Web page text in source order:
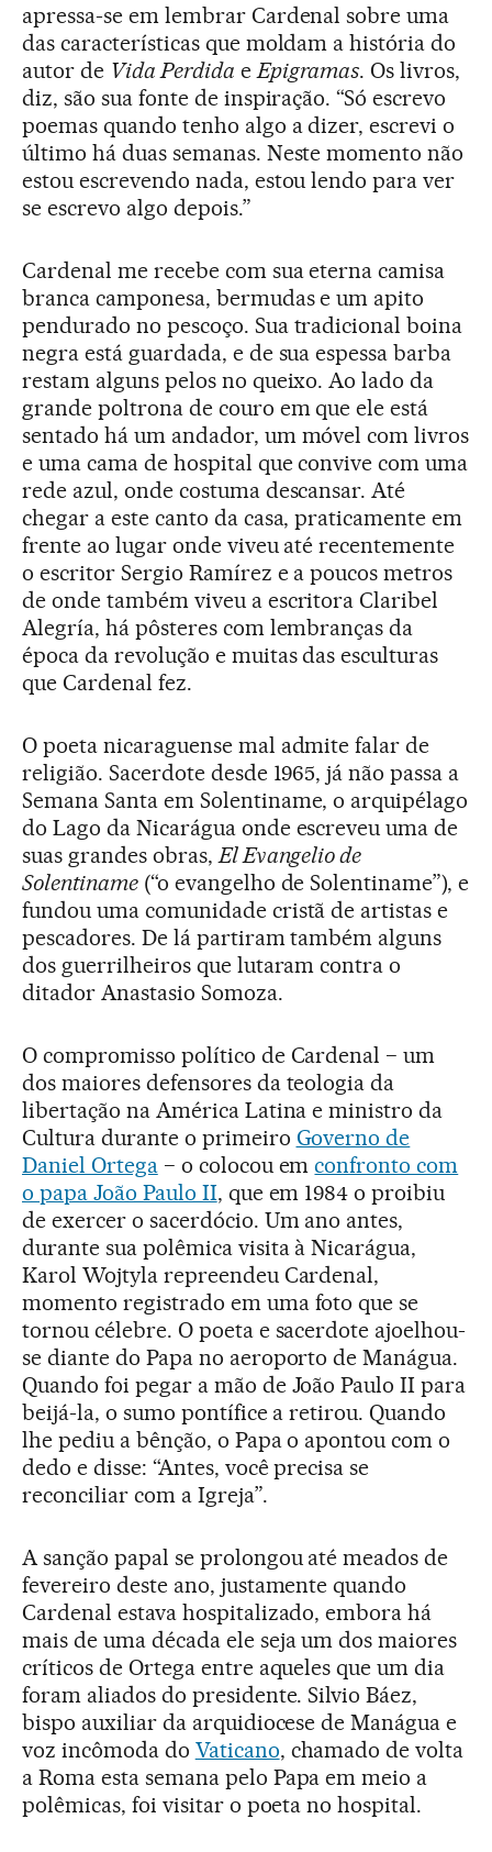
apressa-se em lembrar Cardenal sobre uma
das características que moldam a história do
autor de Vida Perdida eEpigramas. Os livros,
diz, são sua fonte de inspiração. “Só escrevo
poemas quando tenho algo a dizer, escrevi o
último há duas semanas. Neste momento não
estou escrevendo nada, estou lendo para ver
se escrevo algo depois.”
Cardenal me recebe com sua eterna camisa
branca camponesa, bermudas e um apito
pendurado no pescoço. Sua tradicional boina
negra está guardada, e de sua espessa barba
restam alguns pelos no queixo. Ao lado da
grande poltrona de couro em que ele está
sentado há um andador, um móvel com livros
e uma cama de hospital que convive com uma
rede azul, onde costuma descansar. Até
chegar a este canto da casa, praticamente em
frente ao lugar onde viveu até recentemente
o escritor Sergio Ramírez e a poucos metros
de onde também viveu a escritora Claribel
Alegría, há pôsteres com lembranças da
época da revolução e muitas das esculturas
que Cardenal fez.
O poeta nicaraguense mal admite falar de
religião. Sacerdote desde 1965, já não passa a
Semana Santa em Solentiname, o arquipélago
do Lago da Nicarágua onde escreveu uma de
suas grandes obras,El Evangelio de
Solentiname(“o evangelho de Solentiname”), e
fundou uma comunidade cristã de artistas e
pescadores. De lá partiram também alguns
dos guerrilheiros que lutaram contra o
ditador Anastasio Somoza.
O compromisso político de Cardenal − um
dos maiores defensores da teologia da
libertação na América Latina e ministro da
Cultura durante o primeiro Governo de
Daniel Ortega− o colocou emconfronto com
o papa João Paulo II, que em 1984 o proibiu
de exercer o sacerdócio. Um ano antes,
durante sua polêmica visita à Nicarágua,
Karol Wojtyla repreendeu Cardenal,
momento registrado em uma foto que se
tornou célebre. O poeta e sacerdote ajoelhou-
se diante do Papa no aeroporto de Manágua.
Quando foi pegar a mão de João Paulo II para
beijá-la, o sumo pontífice a retirou. Quando
lhe pediu a bênção, o Papa o apontou com o
dedo e disse: “Antes, você precisa se
reconciliar com a Igreja”.
A sanção papal se prolongou até meados de
fevereiro deste ano, justamente quando
Cardenal estava hospitalizado, embora há
mais de uma década ele seja um dos maiores
críticos de Ortega entre aqueles que um dia
foram aliados do presidente. Silvio Báez,
bispo auxiliar da arquidiocese de Manágua e
voz incômoda do Vaticano, chamado de volta
a Roma esta semana pelo Papa em meio a
polêmicas, foi visitar o poeta no hospital.